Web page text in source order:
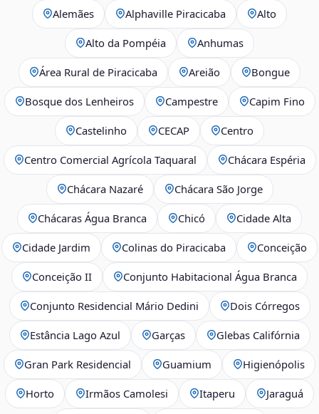
Alemães Alphaville Piracicaba Alto
Alto da Pompéia Anhumas
Área Rural de Piracicaba Areião Bongue
Bosque dos Lenheiros Campestre Capim Fino
Castelinho CECAP Centro
Centro Comercial Agrícola Taquaral Chácara Espéria
Chácara Nazaré Chácara São Jorge
Chácaras Água Branca Chicó Cidade Alta
Cidade Jardim Colinas do Piracicaba Conceição
Conceição II Conjunto Habitacional Água Branca
Conjunto Residencial Mário Dedini Dois Córregos
Estância Lago Azul Garças Glebas Califórnia
Gran Park Residencial Guamium Higienópolis
Horto Irmãos Camolesi Itaperu Jaraguá